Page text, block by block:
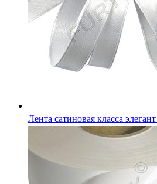
Лента сатиновая термоклеевая